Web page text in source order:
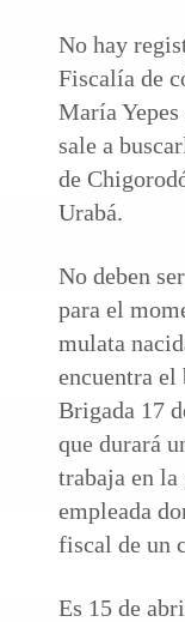
No hay
Fiscalía de
María Yepes
sale a
de
Urabá.
No deben
para el
mulata
encuentra el
Brigada 17
que durará
trabaja en
empleada
fiscal de un
Es 15 de